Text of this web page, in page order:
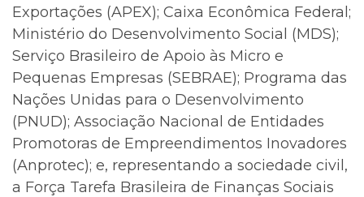
Exportações (APEX); Caixa Econômica Federal;
Ministério do Desenvolvimento Social (MDS);
Serviço Brasileiro de Apoio às Micro e
Pequenas Empresas (SEBRAE); Programa das
Nações Unidas para o Desenvolvimento
(PNUD); Associação Nacional de Entidades
Promotoras de Empreendimentos Inovadores
(Anprotec); e, representando a sociedade civil,
a Força Tarefa Brasileira de Finanças Sociais